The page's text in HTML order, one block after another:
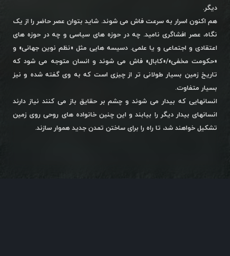
دیگر.
هم اکنون اسرار به سرعت فاش می شوند. شاید بتوان عصر حاضر را از یک
نگاه، عصر افشاگری نامید. چه در حوزه های سیاسی و چه در حوزه های
اعتقادی و اجتماعی و یا علمی. دسیسه هایی مثل «نظم نوین جهانی» و
«حکومت مخفی»/«کابال» فاش می شوند و انسان متوجه می شود که
تاریخ زمین بسیار طولانی تر از چیزی است که به وی گفته شده و نیز
بسیار متفاوت.
انسانهایی که بیدار می شوند و چشم بر حقایق باز می کنند نیاز دارند
انسانهای بیدار دیگر را بیابند و این چنین خانواده های روحی روی زمین
تشکیل خواهند شد، تا راه را برای ساختن تمدن جدید هموار سازند.